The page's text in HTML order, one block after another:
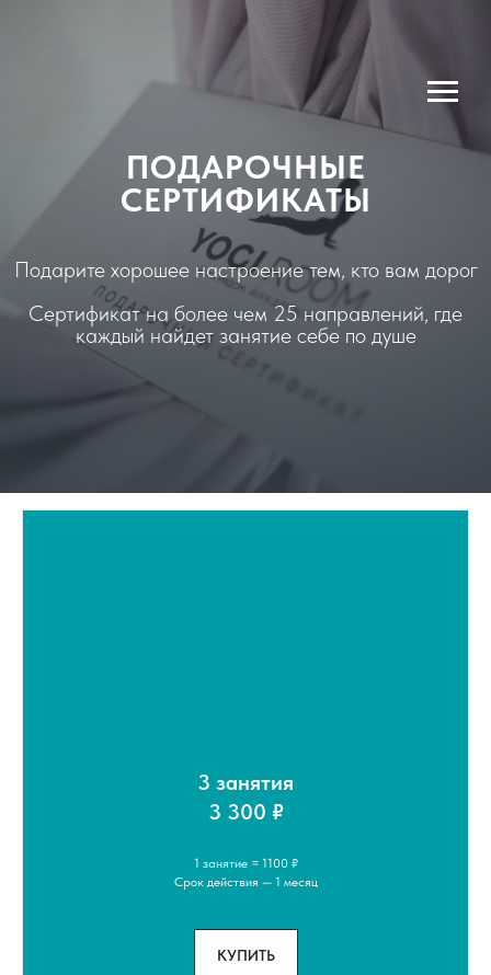
ПОДАРОЧНЫЕ
СЕРТИФИКАТЫ
Подарите хорошее настроение тем, кто вам дорог
Сертификат на более чем 25 направлений, где
каждый найдет занятие себе по душе
3 занятия
3 300 ₽
1 занятие = 1100 ₽
Срок действия — 1 месяц
КУПИТЬ